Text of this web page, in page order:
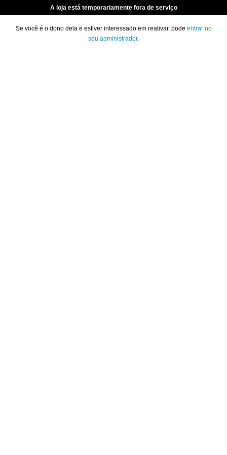
A loja está temporariamente fora de serviço
Se você é o dono dela e estiver interessado em reativar, pode entrar no
seu administrador.